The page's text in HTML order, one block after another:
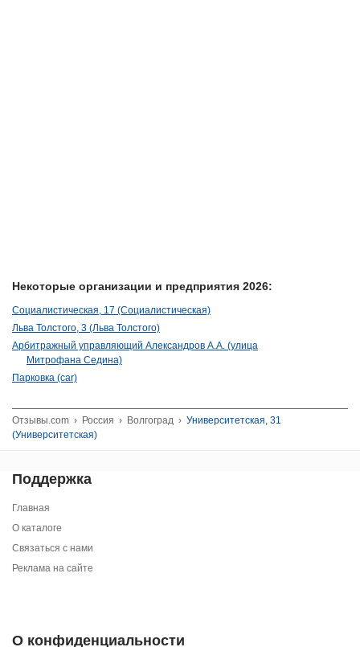
Некоторые организации и предприятия 2026:
Социалистическая, 17 (Социалистическая)
Льва Толстого, 3 (Льва Толстого)
Арбитражный управляющий Александров А.А. (улица
Митрофана Седина)
Парковка (car)
Отзывы.com › Россия › Волгоград › Университетская, 31
(Университетская)
Поддержка
Главная
О каталоге
Связаться с нами
Реклама на сайте
О конфиденциальности